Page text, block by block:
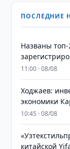
ПОСЛЕДНИЕ
Названы
11:00 · 08/08
Ходжаев:
экономики
10:45 · 08/08
китайской